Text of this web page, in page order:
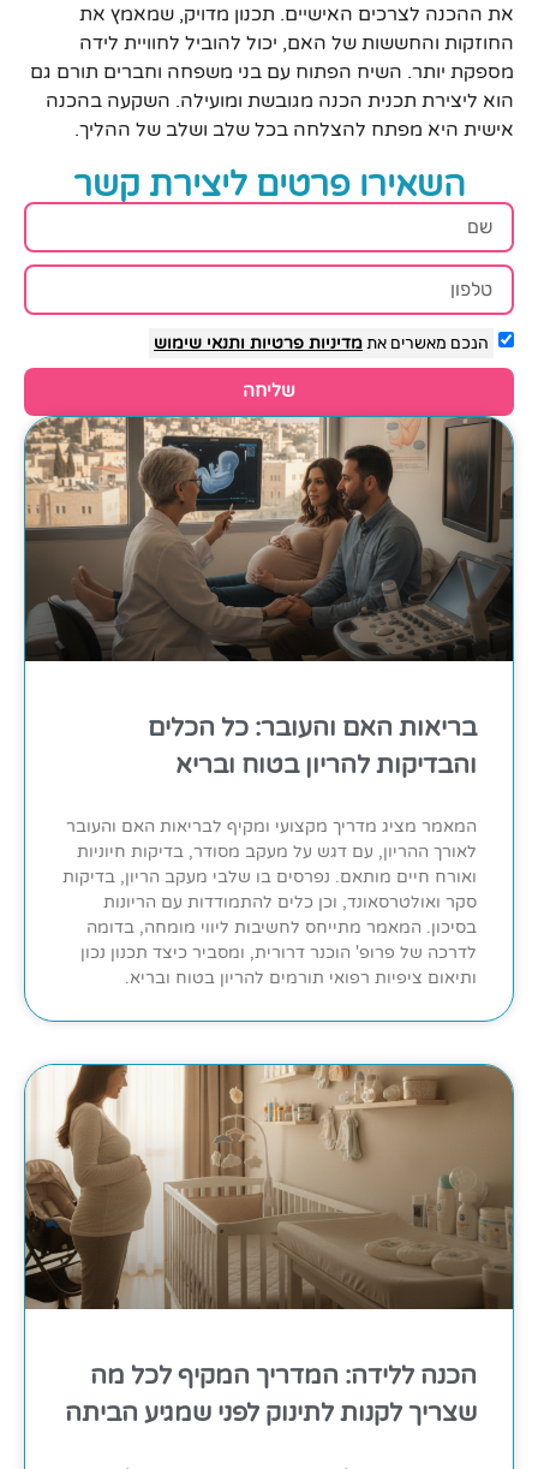
את ההכנה לצרכים האישיים. תכנון מדויק, שמאמץ את
החוזקות והחששות של האם, יכול להוביל לחוויית לידה
מספקת יותר. השיח הפתוח עם בני משפחה וחברים תורם גם
הוא ליצירת תכנית הכנה מגובשת ומועילה. השקעה בהכנה
אישית היא מפתח להצלחה בכל שלב ושלב של ההליך.
השאירו פרטים ליצירת קשר
הנכם מאשרים אתמדיניות פרטיות ותנאי שימוש
שליחה
בריאות האם והעובר: כל הכלים
והבדיקות להריון בטוח ובריא
המאמר מציג מדריך מקצועי ומקיף לבריאות האם והעובר
לאורך ההריון, עם דגש על מעקב מסודר, בדיקות חיוניות
ואורח חיים מותאם. נפרסים בו שלבי מעקב הריון, בדיקות
סקר ואולטרסאונד, וכן כלים להתמודדות עם הריונות
בסיכון. המאמר מתייחס לחשיבות ליווי מומחה, בדומה
לדרכה של פרופ' הוכנר דרורית, ומסביר כיצד תכנון נכון
ותיאום ציפיות רפואי תורמים להריון בטוח ובריא.
הכנה ללידה: המדריך המקיף לכל מה
שצריך לקנות לתינוק לפני שמגיע הביתה